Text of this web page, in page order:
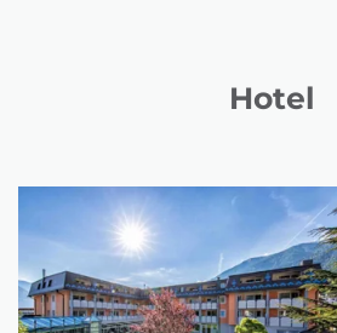
Hotel